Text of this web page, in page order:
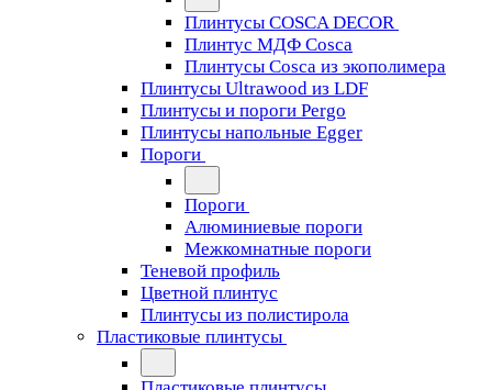
Плинтусы COSCA DECOR
Плинтус МДФ Cosca
Плинтусы Cosca из экополимера
Плинтусы Ultrawood из LDF
Плинтусы и пороги Pergo
Плинтусы напольные Egger
Пороги
Пороги
Алюминиевые пороги
Межкомнатные пороги
Теневой профиль
Цветной плинтус
Плинтусы из полистирола
Пластиковые плинтусы